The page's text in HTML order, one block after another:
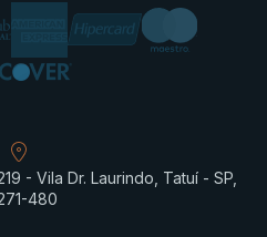
- Vila Dr. Laurindo, Tatuí - SP,
480